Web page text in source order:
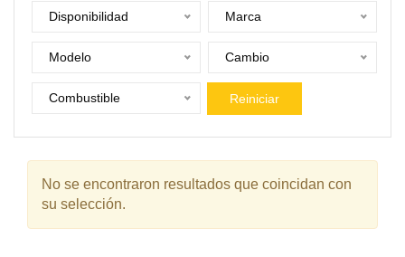
Disponibilidad Marca
Modelo Cambio
Combustible Reiniciar
No se encontraron resultados que coincidan con
su selección.